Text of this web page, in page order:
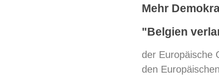
Mehr
"Belgien
der Europäische
den